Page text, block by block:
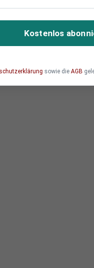
Kostenlos
sowie die AGB